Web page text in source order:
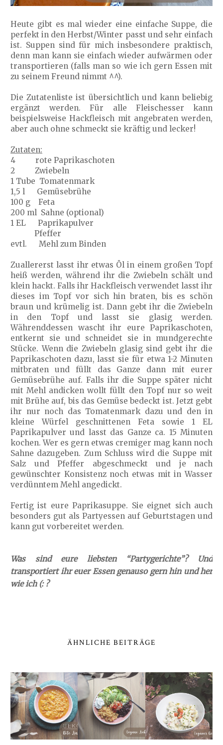
Heute gibt es mal wieder eine einfache Suppe, die
perfekt in den Herbst/Winter passt und sehr einfach
ist. Suppen sind für mich insbesondere praktisch,
denn man kann sie einfach wieder aufwärmen oder
transportieren (falls man so wie ich gern Essen mit
zu seinem Freund nimmt ^^).
Die Zutatenliste ist übersichtlich und kann beliebig
ergänzt werden. Für alle Fleischesser kann
beispielsweise Hackfleisch mit angebraten werden,
aber auch ohne schmeckt sie kräftig und lecker!
Zutaten:
4 rote Paprikaschoten
2 Zwiebeln
1 Tube Tomatenmark
1,5 l Gemüsebrühe
100 g Feta
200 ml Sahne (optional)
1 EL Paprikapulver
Pfeffer
evtl. Mehl zum Binden
Zuallererst lasst ihr etwas Öl in einem großen Topf
heiß werden, während ihr die Zwiebeln schält und
klein hackt. Falls ihr Hackfleisch verwendet lasst ihr
dieses im Topf vor sich hin braten, bis es schön
braun und krümelig ist. Dann gebt ihr die Zwiebeln
in den Topf und lasst sie glasig werden.
Währenddessen wascht ihr eure Paprikaschoten,
entkernt sie und schneidet sie in mundgerechte
Stücke. Wenn die Zwiebeln glasig sind gebt ihr die
Paprikaschoten dazu, lasst sie für etwa 1-2 Minuten
mitbraten und füllt das Ganze dann mit eurer
Gemüsebrühe auf. Falls ihr die Suppe später nicht
mit Mehl andicken wollt füllt den Topf nur so weit
mit Brühe auf, bis das Gemüse bedeckt ist. Jetzt gebt
ihr nur noch das Tomatenmark dazu und den in
kleine Würfel geschnittenen Feta sowie 1 EL
Paprikapulver und lasst das Ganze ca. 15 Minuten
kochen. Wer es gern etwas cremiger mag kann noch
Sahne dazugeben. Zum Schluss wird die Suppe mit
Salz und Pfeffer abgeschmeckt und je nach
gewünschter Konsistenz noch etwas mit in Wasser
verdünntem Mehl angedickt.
Fertig ist eure Paprikasuppe. Sie eignet sich auch
besonders gut als Partyessen auf Geburtstagen und
kann gut vorbereitet werden.
Was sind eure liebsten “Partygerichte”? Und
transportiert ihr euer Essen genauso gern hin und her
wie ich (: ?
ÄHNLICHE BEITRÄGE